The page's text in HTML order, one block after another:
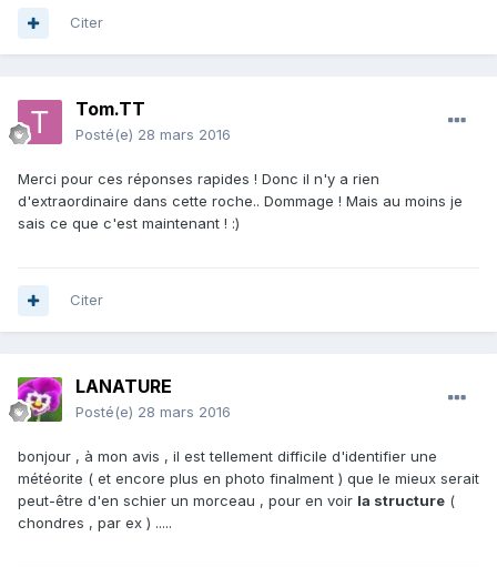
Citer
Tom.TT
Posté(e) 28 mars 2016
Merci pour ces réponses rapides ! Donc il n'y a rien
d'extraordinaire dans cette roche.. Dommage ! Mais au moins je
sais ce que c'est maintenant ! :)
Citer
LANATURE
Posté(e) 28 mars 2016
bonjour , à mon avis , il est tellement difficile d'identifier une
météorite ( et encore plus en photo finalment ) que le mieux serait
peut-être d'en schier un morceau , pour en voir la structure (
chondres , par ex ) .....